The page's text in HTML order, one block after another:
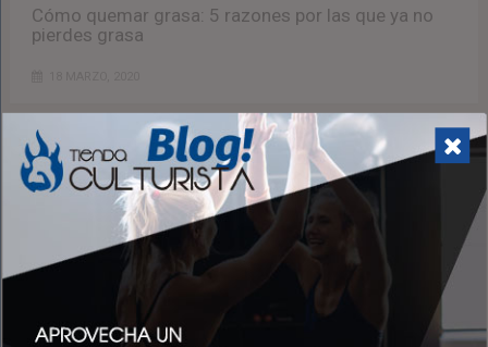
Cómo quemar grasa: 5 razones por las que ya no
pierdes grasa